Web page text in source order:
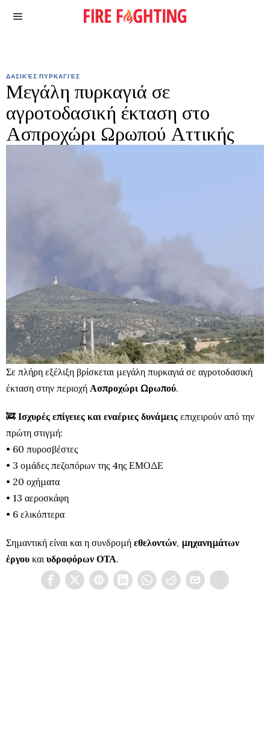
ΔΑΣΙΚΈΣ ΠΥΡΚΑΓΙΈΣ
Μεγάλη πυρκαγιά σε
αγροτοδασική έκταση στο
Ασπροχώρι Ωρωπού Αττικής
Σε πλήρη εξέλιξη βρίσκεται μεγάλη πυρκαγιά σε αγροτοδασική
έκταση στην περιοχή Ασπροχώρι Ωρωπού.
🚒 Ισχυρές επίγειες και εναέριες δυνάμεις επιχειρούν από την
πρώτη στιγμή:
• 60 πυροσβέστες
• 3 ομάδες πεζοπόρων της 4ης ΕΜΟΔΕ
• 20 οχήματα
• 13 αεροσκάφη
• 6 ελικόπτερα
Σημαντική είναι και η συνδρομή εθελοντών, μηχανημάτων
έργου καιυδροφόρων ΟΤΑ.